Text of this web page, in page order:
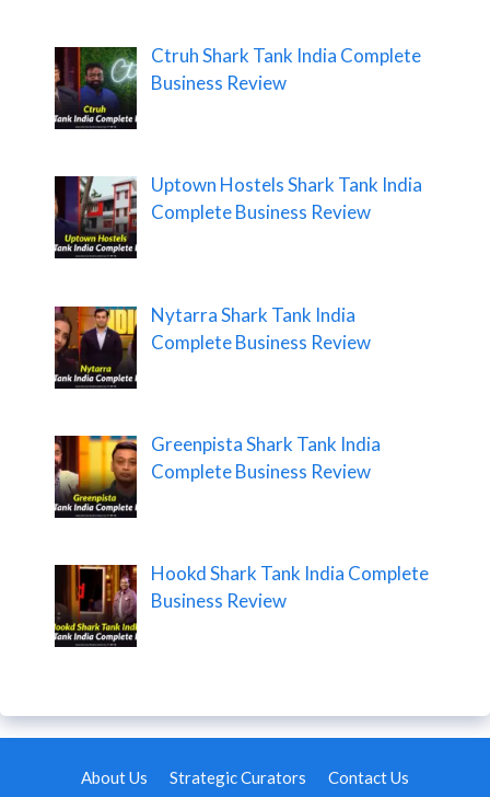
Ctruh Shark Tank India Complete
Business Review
Uptown Hostels Shark Tank India
Complete Business Review
Nytarra Shark Tank India
Complete Business Review
Greenpista Shark Tank India
Complete Business Review
Hookd Shark Tank India Complete
Business Review
About Us Strategic Curators Contact Us